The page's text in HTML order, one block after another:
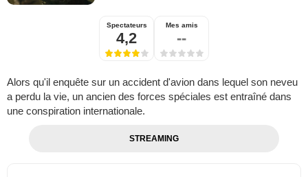
Spectateurs
4,2
Mes amis
--
Alors qu'il enquête sur un accident d'avion dans lequel son neveu
a perdu la vie, un ancien des forces spéciales est entraîné dans
une conspiration internationale.
STREAMING